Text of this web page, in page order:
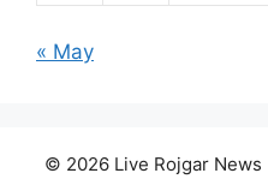
« May
© 2026 Live Rojgar News